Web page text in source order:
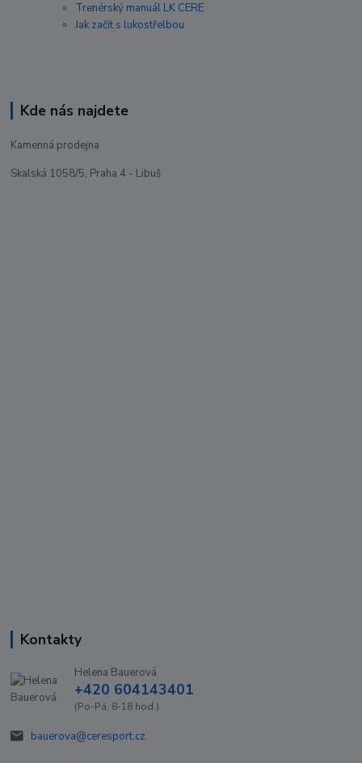
Trenérský manuál LK CERE
Jak začít s lukostřelbou
Kde nás najdete
Kamenná prodejna
Skalská 1058/5, Praha 4 - Libuš
Kontakty
Helena Bauerová
+420 604143401
(Po-Pá, 8-18 hod.)
bauerova@ceresport.cz